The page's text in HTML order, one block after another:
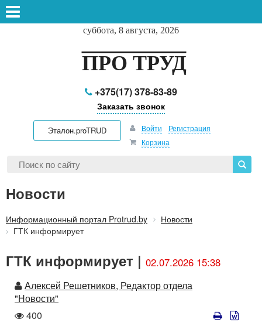
суббота, 8 августа, 2026
ПРО ТРУД
+375(17) 378-83-89
Заказать звонок
Эталон.proTRUD Войти
Регистрация
Корзина
Новости
Информационный портал Protrud.by
Новости
ГТК информирует
ГТК информирует | 02.07.2026 15:38
Автор
Алексей Решетников, Редактор отдела
"Новости"
Количество
400